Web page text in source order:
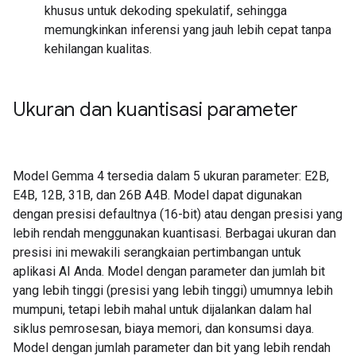
khusus untuk dekoding spekulatif, sehingga
memungkinkan inferensi yang jauh lebih cepat tanpa
kehilangan kualitas.
Ukuran dan kuantisasi parameter
Model Gemma 4 tersedia dalam 5 ukuran parameter: E2B,
E4B, 12B, 31B, dan 26B A4B. Model dapat digunakan
dengan presisi defaultnya (16-bit) atau dengan presisi yang
lebih rendah menggunakan kuantisasi. Berbagai ukuran dan
presisi ini mewakili serangkaian pertimbangan untuk
aplikasi AI Anda. Model dengan parameter dan jumlah bit
yang lebih tinggi (presisi yang lebih tinggi) umumnya lebih
mumpuni, tetapi lebih mahal untuk dijalankan dalam hal
siklus pemrosesan, biaya memori, dan konsumsi daya.
Model dengan jumlah parameter dan bit yang lebih rendah